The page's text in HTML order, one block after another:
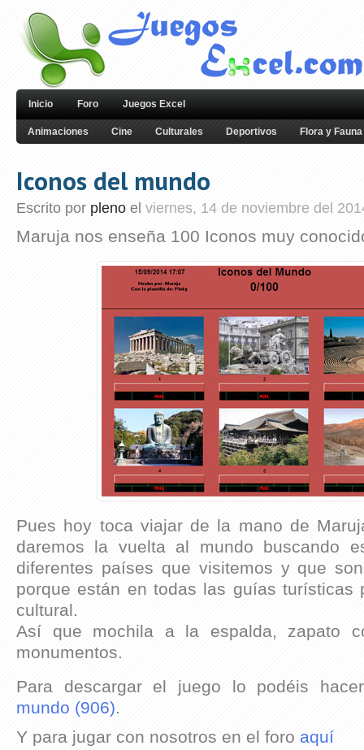
Inicio Foro Juegos Excel
Animaciones Cine Culturales Deportivos Flora y Fauna
Iconos del mundo
Escrito por pleno el viernes, 14 de noviembre del
Maruja nos enseña 100 Iconos muy
Pues hoy toca viajar de la mano de
daremos la vuelta al mundo buscando
diferentes países que visitemos y que
porque están en todas las guías turísticas
cultural.
Así que mochila a la espalda, zapato
monumentos.
Para descargar el juego lo podéis
mundo (906).
Y para jugar con nosotros en el foro aquí